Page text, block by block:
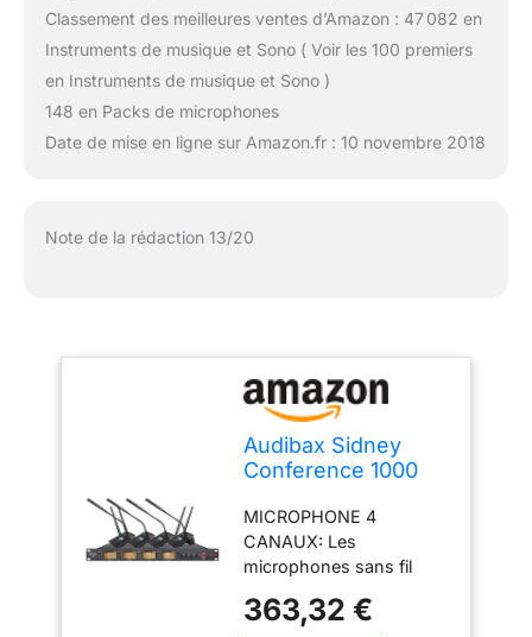
Classement des meilleures ventes d’Amazon : 47 082 en
Instruments de musique et Sono ( Voir les 100 premiers
en Instruments de musique et Sono )
148 en Packs de microphones
Date de mise en ligne sur Amazon.fr : 10 novembre 2018
Note de la rédaction 13/20
Audibax Sidney
Conference 1000
de Conferencia 4
Canales UHF
MICROPHONE 4
CANAUX: Les
microphones sans fil
Conference 1000 ont un
363,32 €